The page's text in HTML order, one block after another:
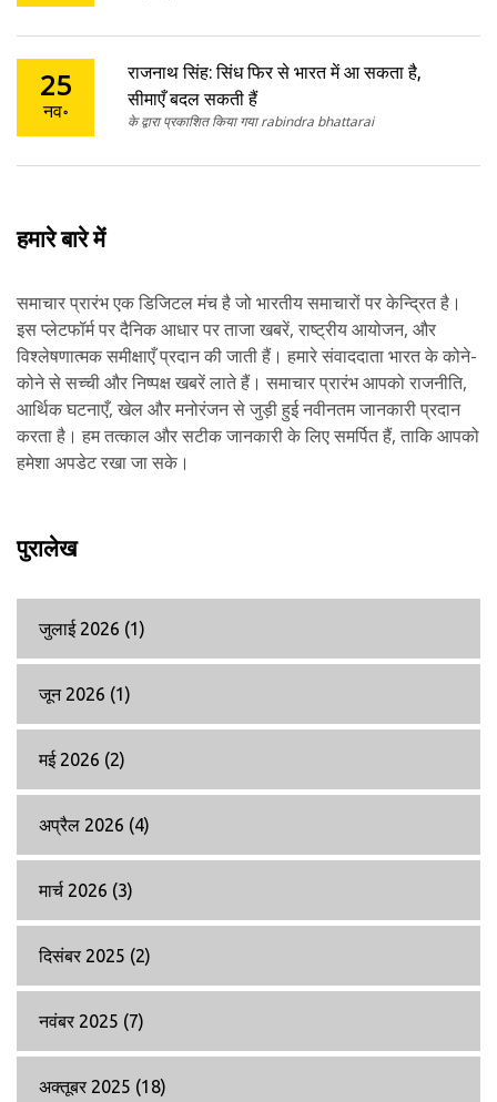
25
नव॰
राजनाथ सिंह: सिंध फिर से भारत में आ सकता है,
सीमाएँ बदल सकती हैं
के द्वारा प्रकाशित किया गया rabindra bhattarai
हमारे बारे में
समाचार प्रारंभ एक डिजिटल मंच है जो भारतीय समाचारों पर केन्द्रित है।
इस प्लेटफॉर्म पर दैनिक आधार पर ताजा खबरें, राष्ट्रीय आयोजन, और
विश्लेषणात्मक समीक्षाएँ प्रदान की जाती हैं। हमारे संवाददाता भारत के कोने-
कोने से सच्ची और निष्पक्ष खबरें लाते हैं। समाचार प्रारंभ आपको राजनीति,
आर्थिक घटनाएँ, खेल और मनोरंजन से जुड़ी हुई नवीनतम जानकारी प्रदान
करता है। हम तत्काल और सटीक जानकारी के लिए समर्पित हैं, ताकि आपको
हमेशा अपडेट रखा जा सके।
पुरालेख
जुलाई 2026 (1)
जून 2026 (1)
मई 2026 (2)
अप्रैल 2026 (4)
मार्च 2026 (3)
दिसंबर 2025 (2)
नवंबर 2025 (7)
अक्तूबर 2025 (18)